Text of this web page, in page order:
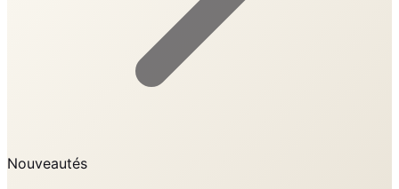
Nouveautés